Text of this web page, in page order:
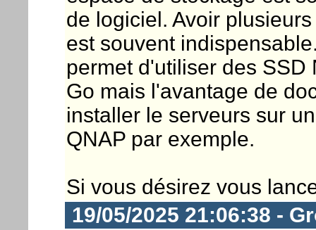
de logiciel. Avoir
est souvent
permet d'utiliser des
Go mais l'avantage de
installer le serveurs sur
QNAP par exemple.
Si vous désirez vous
19/05/2025 21:06:38 -